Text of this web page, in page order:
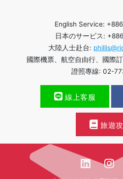
English Service:
日本のサービス:
大陸人士赴台:
國際機票、航空自由行、國際
證照專線: 02-
線上客服
旅遊